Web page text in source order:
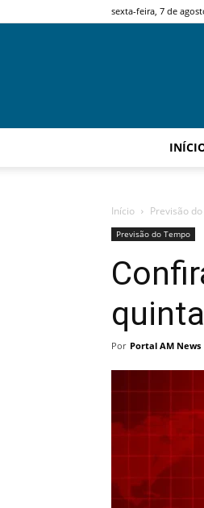
sexta-feira, 7 de
Início Previsão
Previsão do Tempo
quinta
Por Portal AM News